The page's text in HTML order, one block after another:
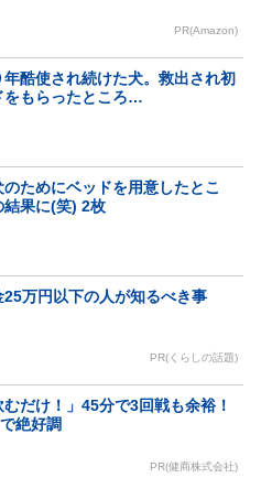
PR(Amazon)
酷使され続けた犬。救出され初
をもらったところ…
ためにベッドを用意したとこ
果に(笑) 2枚
25万円以下の人が知るべき事
PR(くらしの話題)
むだけ！」45分で3回戦も余裕！
絶好調
PR(健商株式会社)